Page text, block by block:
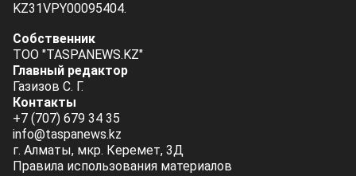
KZ31VPY00095404.
Собственник
ТОО "TASPANEWS.KZ"
Главный редактор
Газизов С. Г.
Контакты
+7 (707) 679 34 35
info@taspanews.kz
г. Алматы, мкр. Керемет, 3Д
Правила использования материалов